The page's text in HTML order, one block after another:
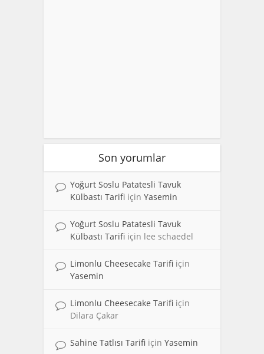
Son yorumlar
Yoğurt Soslu Patatesli Tavuk
Külbastı Tarifi için Yasemin
Yoğurt Soslu Patatesli Tavuk
Külbastı Tarifi için lee schaedel
Limonlu Cheesecake Tarifi için
Yasemin
Limonlu Cheesecake Tarifi için
Dilara Çakar
Sahine Tatlısı Tarifi için Yasemin